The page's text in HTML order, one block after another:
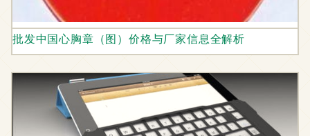
批发中国心胸章（图）价格与厂家信息全解析